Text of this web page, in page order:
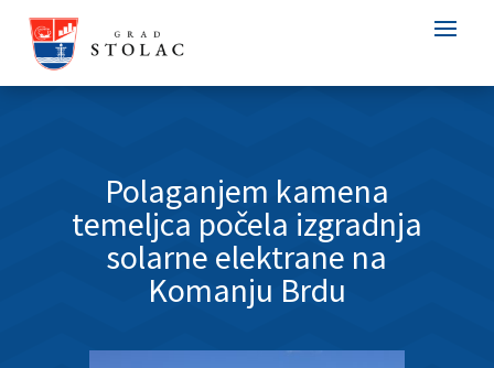
Polaganjem kamena
temeljca počela izgradnja
solarne elektrane na
Komanju Brdu